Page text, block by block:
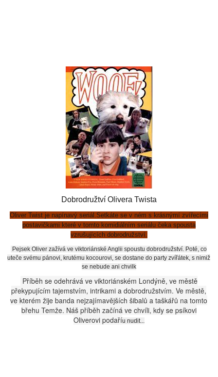
Dobrodružtví Olivera Twista
Oliver Twist je napínavý seriál.Setkáte se v ném s krásnýmí zvířecími
postavičkami které v tomto komidiálním seriálu čeka spousta
vzrušujících dobrodružství.
Pejsek Oliver zažívá ve viktoriánské Anglii spoustu dobrodružství. Poté, co
uteče svému pánovi, krutému kocourovi, se dostane do party zvířátek, s nimiž
se nebude ani chvilk
Příběh se odehrává ve viktoriánském Londýně, ve městě
překypujícím tajemstvím, intrikami a dobrodružstvím. Ve městě,
ve kterém žije banda nejzajímavějších šibalů a taškářů na tomto
břehu Temže. Náš příběh začíná ve chvíli, kdy se psíkovi
Oliverovi podaříu nudit...